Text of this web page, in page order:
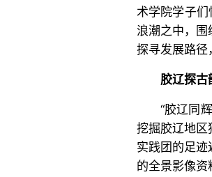
术学院学子们
浪潮之中，
探寻发展路径
胶辽探古
“胶辽同
挖掘胶辽地区
实践团的足
的全景影像